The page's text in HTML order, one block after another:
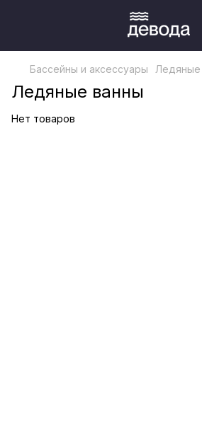
Бассейны и аксессуары Ледяные
Ледяные ванны
Нет товаров